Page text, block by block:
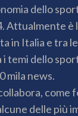
dello
Attualmente è
in Italia e tra
temi dello
mila news.
come
delle più